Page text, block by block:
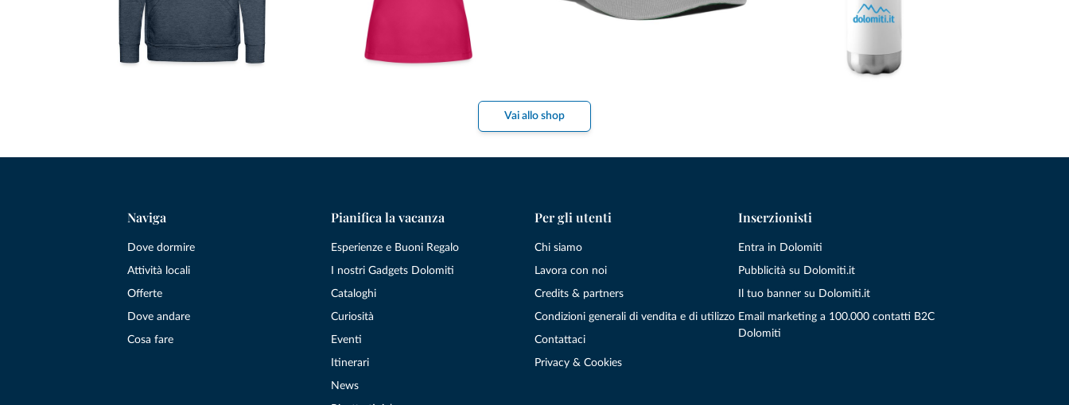
Vai allo shop
Naviga
Dove dormire
Attività locali
Offerte
Dove andare
Cosa fare
Pianifica la vacanza
Esperienze e Buoni Regalo
I nostri Gadgets Dolomiti
Cataloghi
Curiosità
Eventi
Itinerari
News
Per gli utenti
Chi siamo
Lavora con noi
Credits & partners
Condizioni generali di vendita e di utilizzo
Contattaci
Privacy & Cookies
Inserzionisti
Entra in Dolomiti
Pubblicità su Dolomiti.it
Il tuo banner su Dolomiti.it
Email marketing a 100.000 contatti B2C
Dolomiti